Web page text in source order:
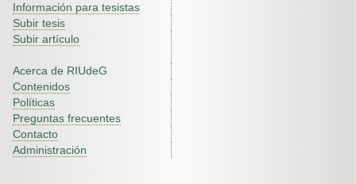
Información para tesistas
Subir tesis
Subir artículo
Acerca de RIUdeG
Contenidos
Políticas
Preguntas frecuentes
Contacto
Administración